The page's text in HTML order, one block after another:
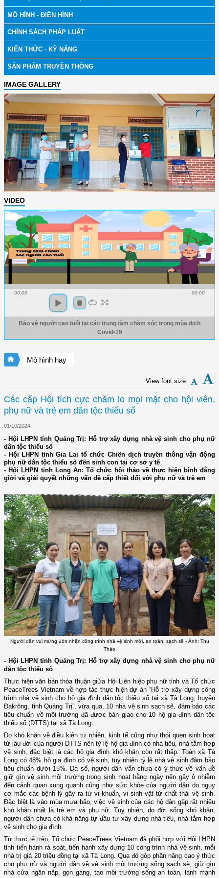
MÔ HÌNH - ĐIỂN HÌNH
CHÍNH SÁCH PHÁP LUẬT
KIẾN THỨC - KỸ NĂNG
SẢN PHẨM TRUYỀN THÔNG
IMAGE GALLERY
VIDEO
00:00 00:00
Bảo vệ người cao tuổi tại các trung tâm chăm sóc trong mùa dịch
Covid-19
Mô hình hay
View font size
Các cấp Hội tích cực chăm lo mọi mặt cho hội viên,
phụ nữ và trẻ em dân tộc thiểu số
01/10/2024
- Hội LHPN tỉnh Quảng Trị: Hỗ trợ xây dựng nhà vệ sinh cho phụ nữ
dân tộc thiểu số
- Hội LHPN tỉnh Gia Lai tổ chức Chiến dịch truyền thông vận động
phụ nữ dân tộc thiểu số đến sinh con tại cơ sở y tế
- Hội LHPN tỉnh Long An: Tổ chức hội thảo về thực hiện bình đẳng
giới và giải quyết những vấn đề cấp thiết đối với phụ nữ và trẻ em
Người dân vui mừng đón nhận công trình nhà vệ sinh mới, an toàn, sạch sẽ - Ảnh: Thu
Thảo
- Hội LHPN tỉnh Quảng Trị: Hỗ trợ xây dựng nhà vệ sinh cho phụ nữ
dân tộc thiểu số
Thực hiện văn bản thỏa thuận giữa Hội Liên hiệp phụ nữ tỉnh và Tổ chức
PeaceTrees Vietnam về hợp tác thực hiện dự án “Hỗ trợ xây dựng công
trình nhà vệ sinh cho hộ gia đình dân tộc thiểu số tại xã Tà Long, huyện
Đakrông, tỉnh Quảng Trị”, vừa qua, 10 nhà vệ sinh sạch sẽ, đảm bảo các
tiêu chuẩn về môi trường đã được bàn giao cho 10 hộ gia đình dân tộc
thiểu số (DTTS) tại xã Tà Long.
Do khó khăn về điều kiện tự nhiên, kinh tế cũng như thói quen sinh hoạt
từ lâu đời của người DTTS nên tỷ lệ hộ gia đình có nhà tiêu, nhà tắm hợp
vệ sinh, đặc biệt là các hộ gia đình khó khăn còn rất thấp. Toàn xã Tà
Long có 48% hộ gia đình có vệ sinh, tuy nhiên tỷ lệ nhà vệ sinh đảm bảo
tiêu chuẩn dưới 15%. Đa số, người dân vẫn chưa có ý thức về vấn đề
giữ gìn vệ sinh môi trường trong sinh hoạt hằng ngày nên gây ô nhiễm
đến cảnh quan xung quanh cũng như sức khỏe của người dân do nguy
cơ mắc các bệnh lý gây ra từ vi khuẩn, vi sinh vật từ chất thải vệ sinh.
Đặc biệt là vào mùa mưa bão, việc vệ sinh của các hộ dân gặp rất nhiều
khó khăn nhất là trẻ em và phụ nữ. Tuy nhiên, do đời sống khó khăn,
người dân chưa có khả năng tự đầu tư xây dựng nhà tiêu, nhà tắm hợp
vệ sinh cho gia đình.
Từ thực tế trên, Tổ chức PeaceTrees Vietnam đã phối hợp với Hội LHPN
tỉnh tiến hành rà soát, tiến hành xây dựng 10 công trình nhà vệ sinh, mỗi
nhà trị giá 20 triệu đồng tại xã Tà Long. Qua đó góp phần nâng cao ý thức
cho phụ nữ và người dân về vệ sinh môi trường sống sạch sẽ, giữ gìn
nhà cửa ngăn nắp, gọn gàng, tạo môi trường sống an toàn, lành mạnh